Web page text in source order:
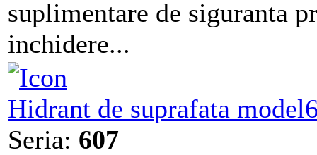
suplimentare de siguranta
inchidere...
Hidrant de suprafata
Seria: 607